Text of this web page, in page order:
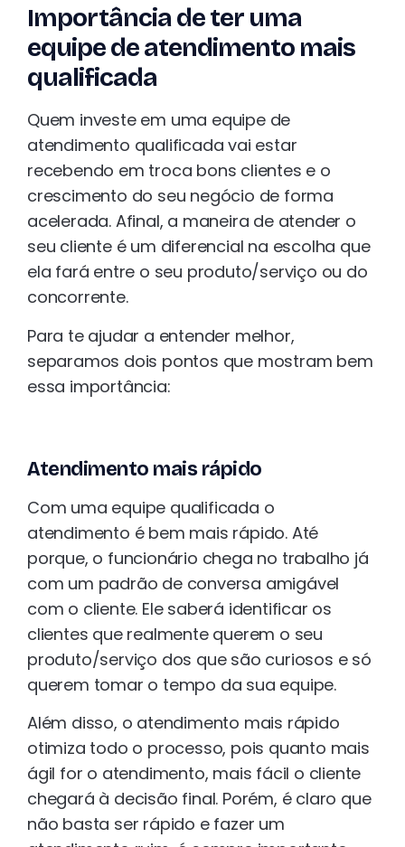
Importância de ter uma
equipe de atendimento mais
qualificada
Quem investe em uma equipe de
atendimento qualificada vai estar
recebendo em troca bons clientes e o
crescimento do seu negócio de forma
acelerada. Afinal, a maneira de atender o
seu cliente é um diferencial na escolha que
ela fará entre o seu produto/serviço ou do
concorrente.
Para te ajudar a entender melhor,
separamos dois pontos que mostram bem
essa importância:
Atendimento mais rápido
Com uma equipe qualificada o
atendimento é bem mais rápido. Até
porque, o funcionário chega no trabalho já
com um padrão de conversa amigável
com o cliente. Ele saberá identificar os
clientes que realmente querem o seu
produto/serviço dos que são curiosos e só
querem tomar o tempo da sua equipe.
Além disso, o atendimento mais rápido
otimiza todo o processo, pois quanto mais
ágil for o atendimento, mais fácil o cliente
chegará à decisão final. Porém, é claro que
não basta ser rápido e fazer um